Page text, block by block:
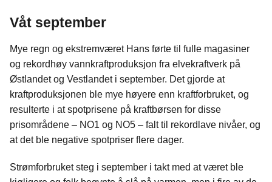
Våt september
Mye regn og ekstremværet Hans førte til fulle magasiner
og rekordhøy vannkraftproduksjon fra elvekraftverk på
Østlandet og Vestlandet i september. Det gjorde at
kraftproduksjonen ble mye høyere enn kraftforbruket, og
resulterte i at spotprisene på kraftbørsen for disse
prisområdene – NO1 og NO5 – falt til rekordlave nivåer, og
at det ble negative spotpriser flere dager.
Strømforbruket steg i september i takt med at været ble